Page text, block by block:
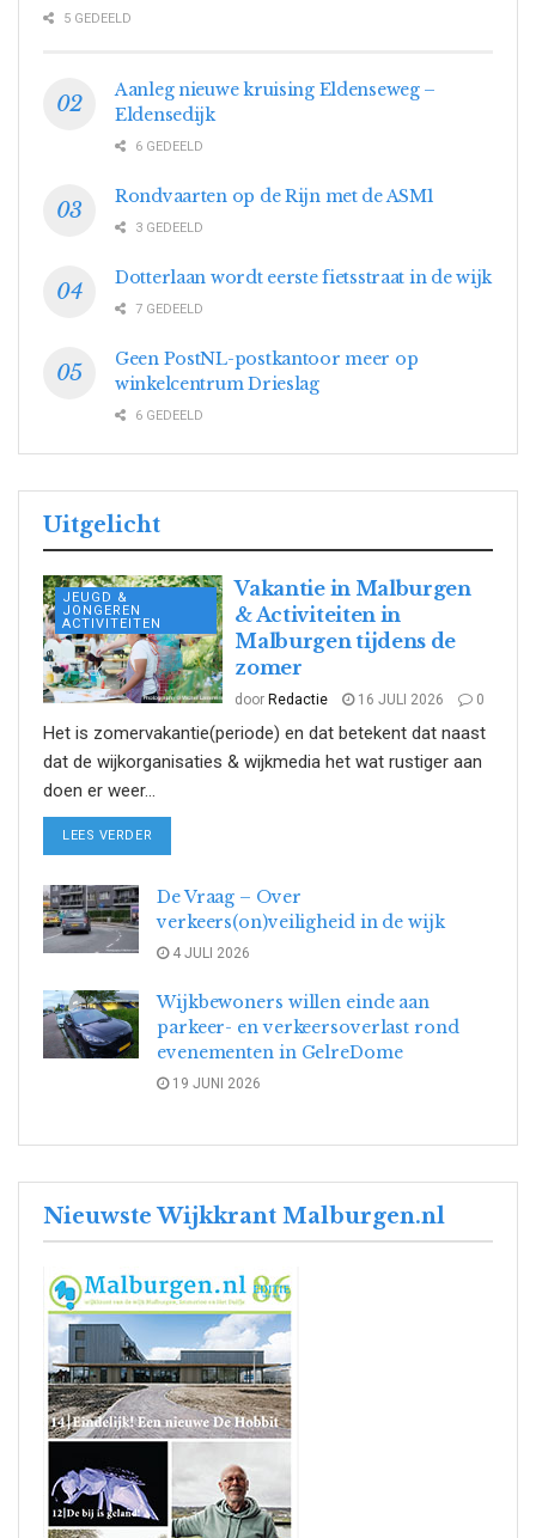
5 GEDEELD
Aanleg nieuwe kruising Eldenseweg –
Eldensedijk
6 GEDEELD
Rondvaarten op de Rijn met de ASM1
3 GEDEELD
Dotterlaan wordt eerste fietsstraat in de wijk
7 GEDEELD
Geen PostNL-postkantoor meer op
winkelcentrum Drieslag
6 GEDEELD
Uitgelicht
JEUGD &
JONGEREN
ACTIVITEITEN
Vakantie in Malburgen
& Activiteiten in
Malburgen tijdens de
zomer
door Redactie 16 JULI 2026 0
Het is zomervakantie(periode) en dat betekent dat naast
dat de wijkorganisaties & wijkmedia het wat rustiger aan
doen er weer...
LEES VERDER
De Vraag – Over
verkeers(on)veiligheid in de wijk
4 JULI 2026
Wijkbewoners willen einde aan
parkeer- en verkeersoverlast rond
evenementen in GelreDome
19 JUNI 2026
Nieuwste Wijkkrant Malburgen.nl